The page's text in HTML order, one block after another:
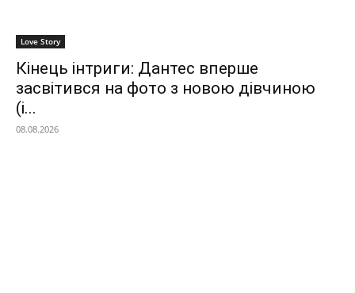
Love Story
Кінець інтриги: Дантес вперше
засвітився на фото з новою дівчиною
(і...
08.08.2026